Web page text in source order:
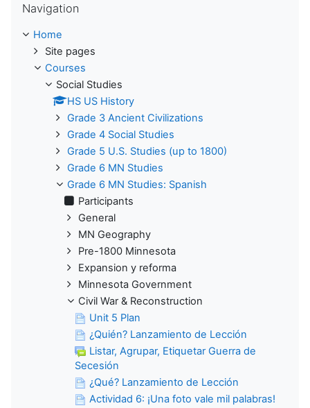
Navigation
Home
Site pages
Courses
Social Studies
HS US History
Grade 3 Ancient Civilizations
Grade 4 Social Studies
Grade 5 U.S. Studies (up to 1800)
Grade 6 MN Studies
Grade 6 MN Studies: Spanish
Participants
General
MN Geography
Pre-1800 Minnesota
Expansion y reforma
Minnesota Government
Civil War & Reconstruction
Unit 5 Plan
¿Quién? Lanzamiento de Lección
Listar, Agrupar, Etiquetar Guerra de
Secesión
¿Qué? Lanzamiento de Lección
Actividad 6: ¡Una foto vale mil palabras!